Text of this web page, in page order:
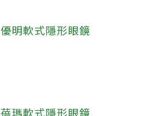
優明軟式隱形眼鏡
蓓瑪軟式隱形眼鏡